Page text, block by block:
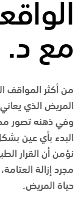
مع د.
من أكثر المواقف
المريض الذي
وفي ذهنه تصور
البدء بأي عين
نؤمن أن القرار
مجرد إزالة
حياة المريض.